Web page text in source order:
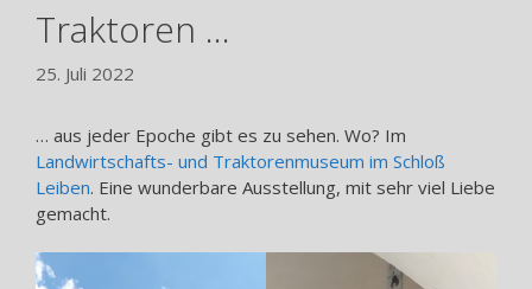
Traktoren …
25. Juli 2022
… aus jeder Epoche gibt es zu sehen. Wo? Im
Landwirtschafts- und Traktorenmuseum im Schloß
Leiben. Eine wunderbare Ausstellung, mit sehr viel Liebe
gemacht.